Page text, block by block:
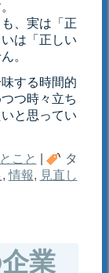
、実は「正
は「正しい
。
する時間的
つ時々立ち
と思ってい
こと
タ
,情報, 見直し
業